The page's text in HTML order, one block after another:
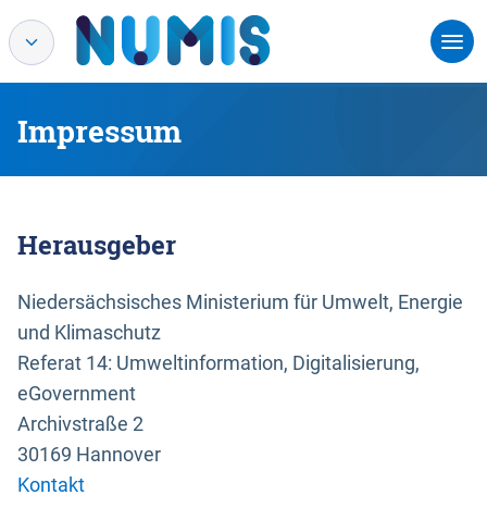
Impressum
Herausgeber
Niedersächsisches Ministerium für Umwelt, Energie
und Klimaschutz
Referat 14: Umweltinformation, Digitalisierung,
eGovernment
Archivstraße 2
30169 Hannover
Kontakt